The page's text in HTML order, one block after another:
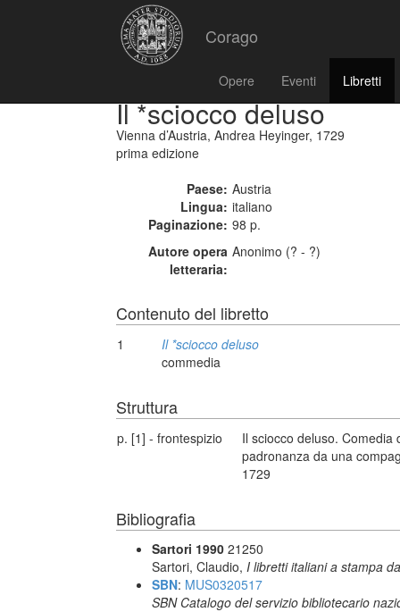
Corago
Opere Eventi Libretti
Il *sciocco deluso
Vienna d’Austria, Andrea Heyinger, 1729
prima edizione
Paese: Austria
Lingua: italiano
Paginazione: 98 p.
Autore opera
letteraria:
Anonimo (? - ?)
Contenuto del libretto
1
Il *sciocco deluso
commedia
Struttura
p. [1] - frontespizio
Il sciocco deluso.
padronanza da una
1729
Bibliografia
Sartori 1990 21250
Sartori, Claudio, I libretti italiani a stampa
SBN: MUS0320517
SBN Catalogo del servizio bibliotecario